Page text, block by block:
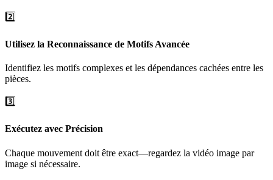
2️⃣
Utilisez la Reconnaissance de Motifs Avancée
Identifiez les motifs complexes et les dépendances cachées entre les
pièces.
3️⃣
Exécutez avec Précision
Chaque mouvement doit être exact—regardez la vidéo image par
image si nécessaire.